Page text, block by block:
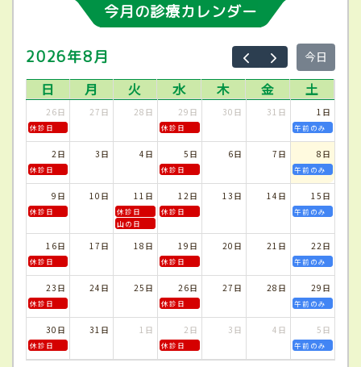
今月の診療カレンダー
2026年8月 今日
日 月 火 水 木 金 土
26日
休診日
27日 28日 29日
休診日
30日 31日 1日
午前のみ
2日
休診日
3日 4日 5日
休診日
6日 7日 8日
午前のみ
9日
休診日
10日 11日
休診日
山の日
12日
休診日
13日 14日 15日
午前のみ
16日
休診日
17日 18日 19日
休診日
20日 21日 22日
午前のみ
23日
休診日
24日 25日 26日
休診日
27日 28日 29日
午前のみ
30日
休診日
31日 1日 2日
休診日
3日 4日 5日
午前のみ